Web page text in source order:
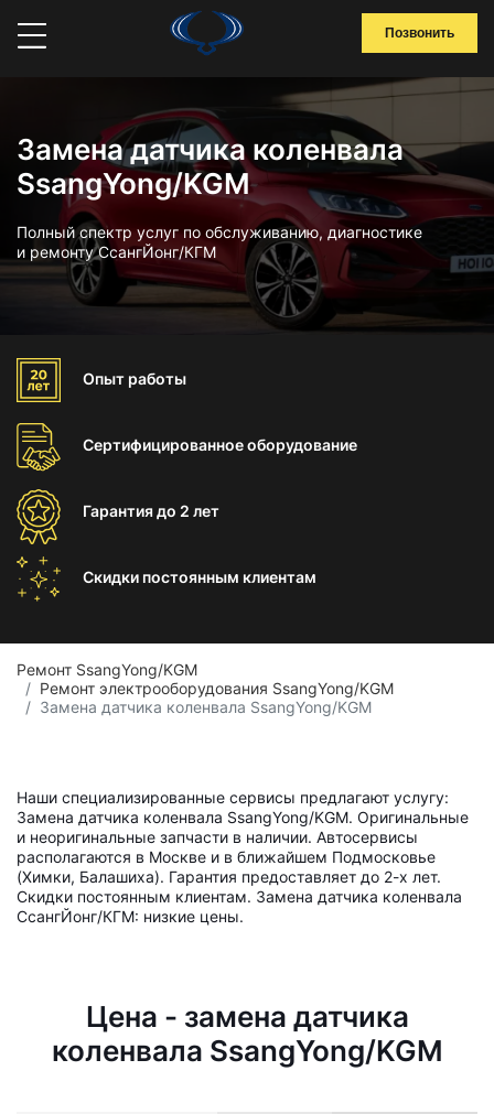
Позвонить
Замена датчика коленвала
SsangYong/KGM
Полный спектр услуг по обслуживанию, диагностике
и ремонту СсангЙонг/КГМ
Опыт работы
Сертифицированноеоборудование
Гарантиядо 2 лет
Скидки постоянным клиентам
Ремонт SsangYong/KGM
Ремонт электрооборудования SsangYong/KGM
Замена датчика коленвала SsangYong/KGM
Наши специализированные сервисы предлагают услугу:
Замена датчика коленвала SsangYong/KGM. Оригинальные
и неоригинальные запчасти в наличии. Автосервисы
располагаются в Москве и в ближайшем Подмосковье
(Химки, Балашиха). Гарантия предоставляет до 2-х лет.
Скидки постоянным клиентам. Замена датчика коленвала
СсангЙонг/КГМ: низкие цены.
Цена - замена датчика
коленвала SsangYong/KGM